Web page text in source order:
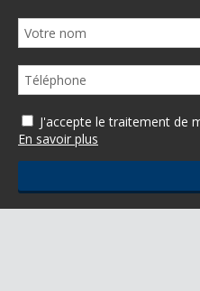
J'accepte le traitement de
En savoir plus